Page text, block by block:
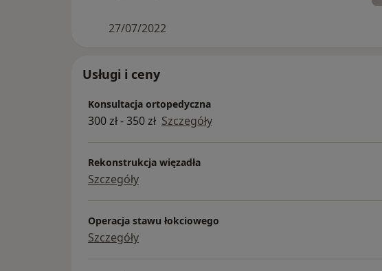
27/07/2022
Usługi i ceny
Konsultacja ortopedyczna
300 zł - 350 zł Szczegóły
Rekonstrukcja więzadła
Szczegóły
Operacja stawu łokciowego
Szczegóły